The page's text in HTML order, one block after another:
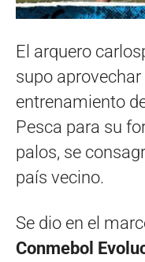
El arquero
supo
entrenamiento
Pesca para su
palos, se
país vecino.
Se dio en el
Conmebol